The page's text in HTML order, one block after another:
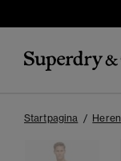
Startpagina Heren